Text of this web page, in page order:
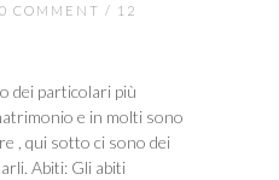
0 COMMENT / 12
dei particolari più
e in molti sono
, qui sotto ci sono dei
Abiti: Gli abiti